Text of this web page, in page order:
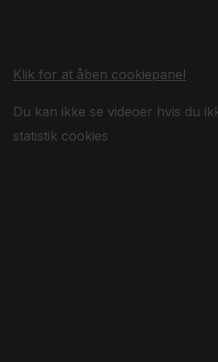
Klik for at åben cookiepanel
Du kan ikke se videoer hvis du
statistik cookies